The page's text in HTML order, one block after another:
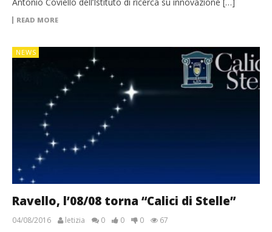
READ MORE
NEWS
Ravello, l’08/08 torna “Calici di Stelle”
04/08/2016 letizia 0 0 0 67